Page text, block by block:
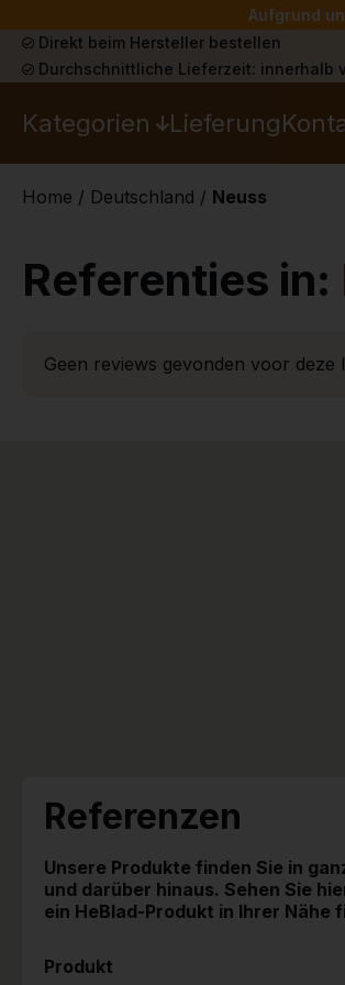
Aufgrund
Direkt beim Hersteller bestellen
Durchschnittliche Lieferzeit: innerhalb
Kategorien Lieferung
Home / Deutschland / Neuss
Referenties in:
Geen reviews gevonden voor deze
Referenzen
Unsere Produkte finden Sie in
und darüber hinaus. Sehen Sie
ein HeBlad-Produkt in Ihrer Nähe
Produkt